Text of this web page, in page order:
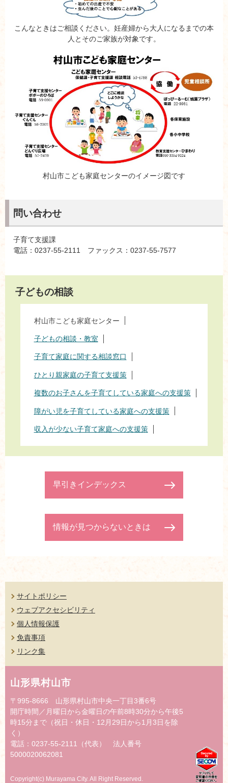
こんなときはご相談ください。妊産婦から大人になるまでの本
人とそのご家族が対象です。
村山市こども家庭センターのイメージ図です
問い合わせ
子育て支援課
電話：0237-55-2111 ファックス：0237-55-7577
子どもの相談
村山市こども家庭センター
子どもの相談・教室
子育て家庭に関する相談窓口
ひとり親家庭の子育て支援策
複数のお子さんを子育てしている家庭への支援策
障がい児を子育てしている家庭への支援策
収入が少ない子育て家庭への支援策
早引きインデックス
情報が見つからないときは
サイトポリシー
ウェブアクセシビリティ
個人情報保護
免責事項
リンク集
山形県村山市
〒995-8666 山形県村山市中央一丁目3番6号
開庁時間／月曜日から金曜日の午前8時30分から午後5
時15分まで（祝日・休日・12月29日から1月3日を除
く）
電話：0237-55-2111（代表） 法人番号
5000020062081
Copyright(c) Murayama City. All Right Reserved.